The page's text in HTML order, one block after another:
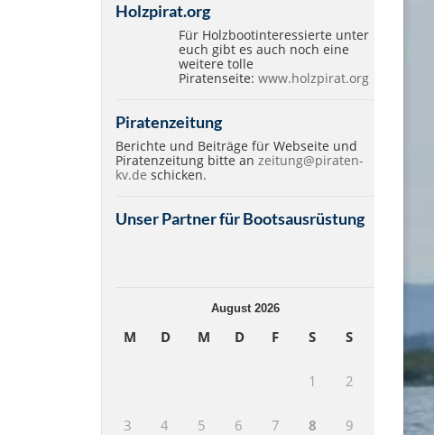
Holzpirat.org
Für Holzbootinteressierte unter
euch gibt es auch noch eine
weitere tolle
Piratenseite:www.holzpirat.org
Piratenzeitung
Berichte und Beiträge für Webseite und
Piratenzeitung bitte anzeitung@piraten-
kv.de schicken.
Unser Partner für Bootsausrüstung
August 2026
M D M D F S S
1 2
3 4 5 6 7 8 9